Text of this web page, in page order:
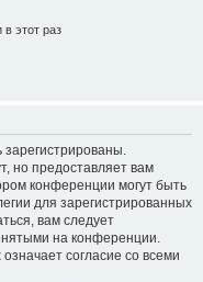
этот раз
но предоставляет вам
конференции могут быть
для зарегистрированных
вам следует
на конференции.
согласие со всеми